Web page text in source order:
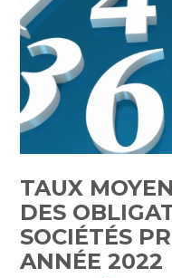
TAUX
DES
SOCIÉTÉS
ANNÉE 2022